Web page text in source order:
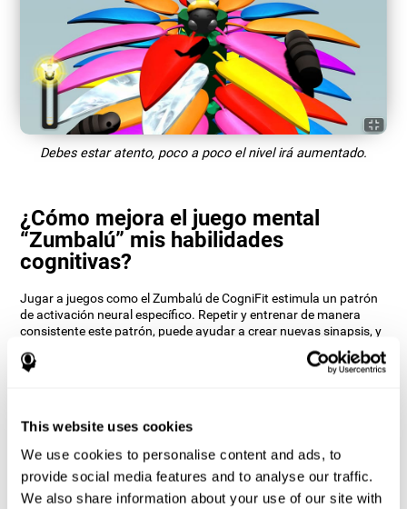
This website uses cookies
We use cookies to personalise content and ads, to
provide social media features and to analyse our traffic.
We also share information about your use of our site with
Debes estar atento, poco a poco el nivel irá aumentado.
¿Cómo mejora el juego mental
“Zumbalú” mis habilidades
cognitivas?
Jugar a juegos como el Zumbalú de CogniFit estimula un patrón
de activación neural específico. Repetir y entrenar de manera
consistente este patrón, puede ayudar a crear nuevas sinapsis, y
a que los circuitos neuronales se reorganicen y recuperen
funciones cognitivas debilitadas o dañadas.
sinapsis, y a que los circuitos neuronales se reorganicen y
1ª SEMANA 2ª SEMANA 3ª SEMANA